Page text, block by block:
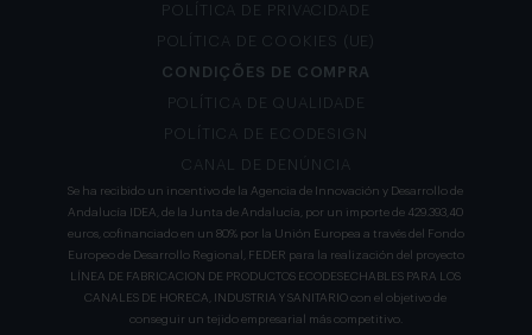
POLÍTICA DE PRIVACIDADE
POLÍTICA DE COOKIES (UE)
CONDIÇÕES DE COMPRA
POLÍTICA DE QUALIDADE
POLÍTICA DE ECODESIGN
CANAL DE DENÚNCIA
Se ha recibido un incentivo de la Agencia de Innovación y Desarrollo de
Andalucía IDEA, de la Junta de Andalucía, por un importe de 429.393,40
euros, cofinanciado en un 80% por la Unión Europea a través del Fondo
Europeo de Desarrollo Regional, FEDER para la realización del proyecto
LÍNEA DE FABRICACION DE PRODUCTOS ECODESECHABLES PARA LOS
CANALES DE HORECA, INDUSTRIA Y SANITARIO con el objetivo de
conseguir un tejido empresarial más competitivo.